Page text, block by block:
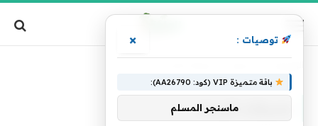
محركات البحث
توصيات : ×
باقة متميزة VIP (كود: AA26790):
ماسنجر المسلم